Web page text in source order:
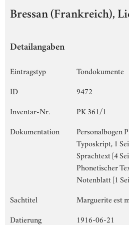
Bressan (Frankreich),
Detailangaben
Eintragstyp
Tondokumente
ID
9472
Inventar-Nr.
PK 361/1
Dokumentation
Personalbogen
Typoskript, 1
Sprachtext [4
Phonetischer
Notenblatt [1
Sachtitel
Marguerite est
Datierung
1916-06-21